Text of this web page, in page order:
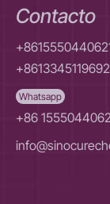
Contacto
+8613345119692
Whatsapp
+86